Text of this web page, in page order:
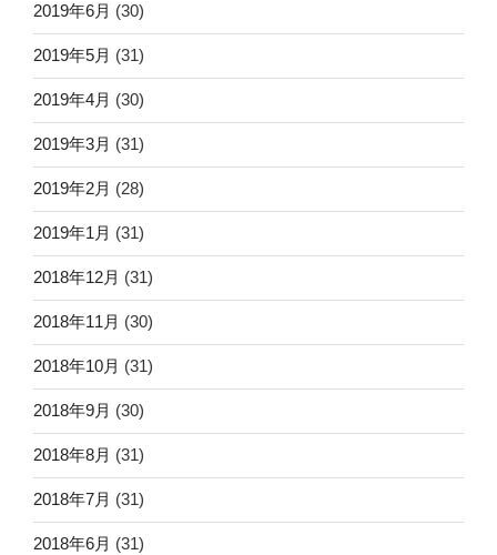
2019年6月 (30)
2019年5月 (31)
2019年4月 (30)
2019年3月 (31)
2019年2月 (28)
2019年1月 (31)
2018年12月 (31)
2018年11月 (30)
2018年10月 (31)
2018年9月 (30)
2018年8月 (31)
2018年7月 (31)
2018年6月 (31)